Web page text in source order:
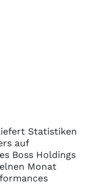
Statistiken
auf
Boss Holdings
Monat